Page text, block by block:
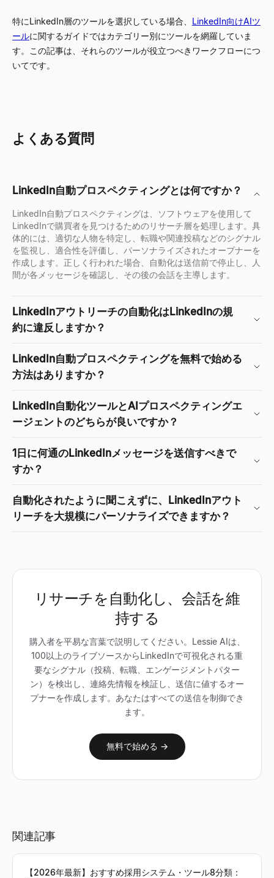
特にLinkedIn層のツールを選択している場合、 LinkedIn向けAIツ
ールに関するガイドではカテゴリー別にツールを網羅していま
す。この記事は、それらのツールが役立つべきワークフローにつ
いてです。
よくある質問
LinkedIn自動プロスペクティングとは何ですか？
LinkedIn自動プロスペクティングは、ソフトウェアを使用して
LinkedInで購買者を見つけるためのリサーチ層を処理します。具
体的には、適切な人物を特定し、転職や関連投稿などのシグナル
を監視し、適合性を評価し、パーソナライズされたオープナーを
作成します。正しく行われた場合、自動化は送信前で停止し、人
間が各メッセージを確認し、その後の会話を主導します。
LinkedInアウトリーチの自動化はLinkedInの規
約に違反しますか？
LinkedIn自動プロスペクティングを無料で始める
方法はありますか？
LinkedIn自動化ツールとAIプロスペクティングエ
ージェントのどちらが良いですか？
1日に何通のLinkedInメッセージを送信すべきで
すか？
自動化されたように聞こえずに、LinkedInアウト
リーチを大規模にパーソナライズできますか？
リサーチを自動化し、会話を維
持する
購入者を平易な言葉で説明してください。Lessie AIは、
100以上のライブソースからLinkedInで可視化される重
要なシグナル（投稿、転職、エンゲージメントパター
ン）を検出し、連絡先情報を検証し、送信に値するオー
プナーを作成します。あなたはすべての送信を制御でき
ます。
無料で始める →
関連記事
【2026年最新】おすすめ採用システム・ツール8分類：